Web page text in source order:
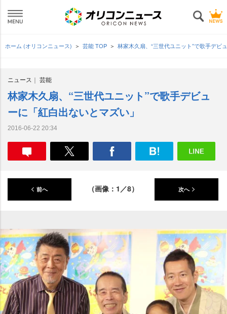
ホーム (オリコンニュース) 芸能 TOP 林家木久扇、“三世代ユニット”で歌手デビ
ニュース 芸能
林家木久扇、“三世代ユニット”で歌手デビュ
ーに「紅白出ないとマズい」
2016-06-22 20:34
前へ （画像：1／8） 次へ